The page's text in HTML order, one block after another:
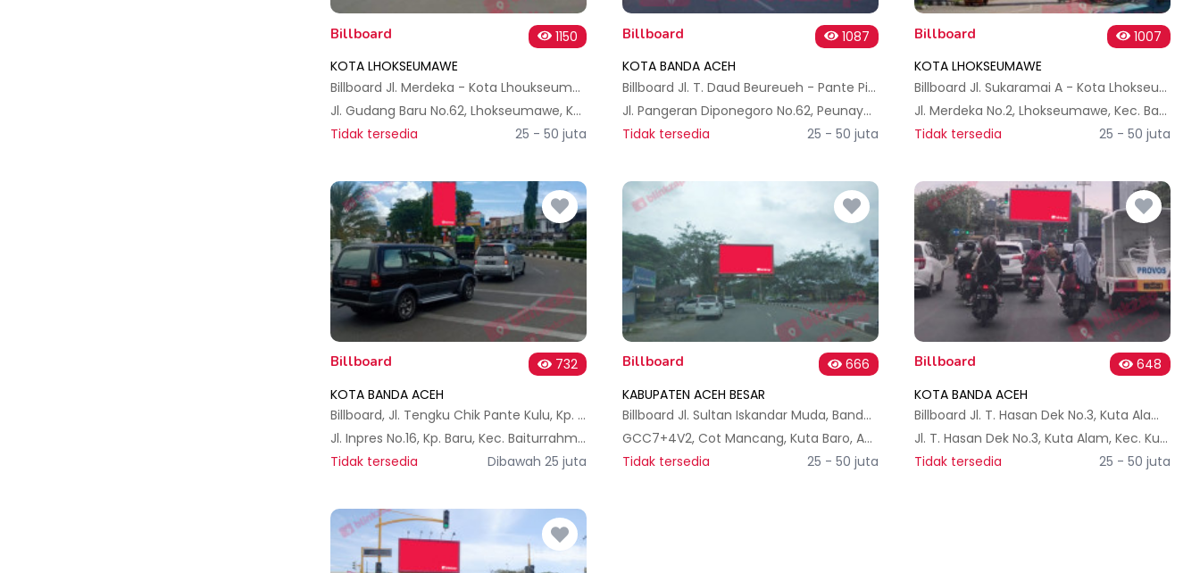
Billboard
1150
KOTA LHOKSEUMAWE
Billboard Jl. Merdeka - Kota Lhoukseumawe
Jl. Gudang Baru No.62, Lhokseumawe, Kec. Banda Sakti, Kota Lhokseumawe, Aceh 24314, Indonesia
Tidak tersedia
25 - 50 juta
Billboard
1087
KOTA BANDA ACEH
Billboard Jl. T. Daud Beureueh - Pante Pirak A, Kota Banda Aceh
Jl. Pangeran Diponegoro No.62, Peunayong, Kec. Kuta Alam, Kota Banda Aceh, Aceh 23127, Indonesia
Tidak tersedia
25 - 50 juta
Billboard
1007
KOTA LHOKSEUMAWE
Billboard Jl. Sukaramai A - Kota Lhokseumawe
Jl. Merdeka No.2, Lhokseumawe, Kec. Banda Sakti, Kota Lhokseumawe, Aceh 24300, Indonesia
Tidak tersedia
25 - 50 juta
Billboard
732
KOTA BANDA ACEH
Billboard, Jl. Tengku Chik Pante Kulu, Kp. Baru, Kec. Baiturrahman, Kota Banda Aceh
Jl. Inpres No.16, Kp. Baru, Kec. Baiturrahman, Kota Banda Aceh, Aceh 23116, Indonesia
Tidak tersedia
Dibawah 25 juta
Billboard
666
KABUPATEN ACEH BESAR
Billboard Jl. Sultan Iskandar Muda, Bandara Internasional Aceh
GCC7+4V2, Cot Mancang, Kuta Baro, Aceh Besar Regency, Aceh 24415, Indonesia
Tidak tersedia
25 - 50 juta
Billboard
648
KOTA BANDA ACEH
Billboard Jl. T. Hasan Dek No.3, Kuta Alam, Kec. Kuta Alam, Kota Banda Aceh
Jl. T. Hasan Dek No.3, Kuta Alam, Kec. Kuta Alam, Kota Banda Aceh, Aceh 23127, Indonesia
Tidak tersedia
25 - 50 juta